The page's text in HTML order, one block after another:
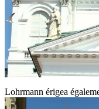
Lohrmann érigea